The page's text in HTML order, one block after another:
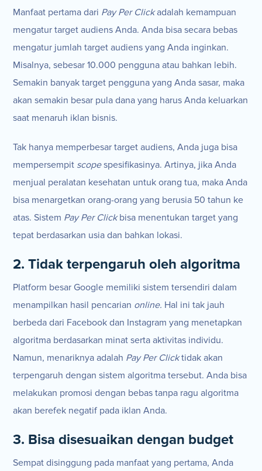
Manfaat pertama dari Pay Per Clickadalah kemampuan
mengatur target audiens Anda. Anda bisa secara bebas
mengatur jumlah target audiens yang Anda inginkan.
Misalnya, sebesar 10.000 pengguna atau bahkan lebih.
Semakin banyak target pengguna yang Anda sasar, maka
akan semakin besar pula dana yang harus Anda keluarkan
saat menaruh iklan bisnis.
Tak hanya memperbesar target audiens, Anda juga bisa
mempersempit scopespesifikasinya. Artinya, jika Anda
menjual peralatan kesehatan untuk orang tua, maka Anda
bisa menargetkan orang-orang yang berusia 50 tahun ke
atas. Sistem Pay Per Clickbisa menentukan target yang
tepat berdasarkan usia dan bahkan lokasi.
2. Tidak terpengaruh oleh algoritma
Platform besar Google memiliki sistem tersendiri dalam
menampilkan hasil pencarian online. Hal ini tak jauh
berbeda dari Facebook dan Instagram yang menetapkan
algoritma berdasarkan minat serta aktivitas individu.
Namun, menariknya adalah Pay Per Clicktidak akan
terpengaruh dengan sistem algoritma tersebut. Anda bisa
melakukan promosi dengan bebas tanpa ragu algoritma
akan berefek negatif pada iklan Anda.
3. Bisa disesuaikan dengan budget
Sempat disinggung pada manfaat yang pertama, Anda